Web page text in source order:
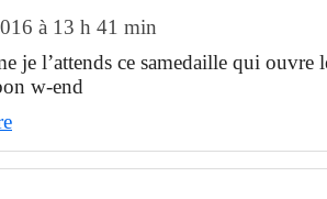
à 13 h 41 min
je l’attends ce samedaille qui ouvre
w-end